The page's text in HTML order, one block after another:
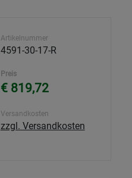
Artikelnummer
4591-30-17-R
Preis
€ 819,72
Versandkosten
zzgl. Versandkosten